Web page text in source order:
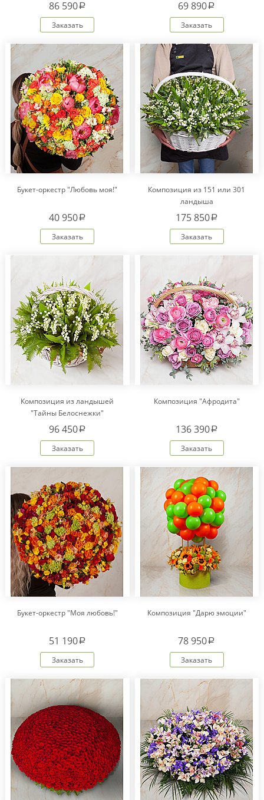
86 590a
Заказать
69 890a
Заказать
Букет-оркестр "Любовь моя!"
40 950a
Заказать
Композиция из 151 или 301
ландыша
175 850a
Заказать
Композиция из ландышей
"Тайны Белоснежки"
96 450a
Заказать
Композиция "Афродита"
136 390a
Заказать
Букет-оркестр "Моя любовь!"
51 190a
Заказать
Композиция "Дарю эмоции"
78 950a
Заказать